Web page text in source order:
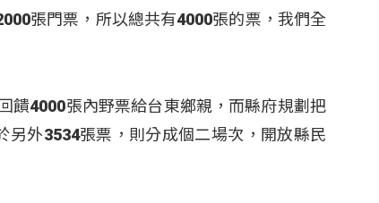
張門票，所以總共有4000張的票，我們全
饋4000張內野票給台東鄉親，而縣府規劃把
外3534張票，則分成個二場次，開放縣民